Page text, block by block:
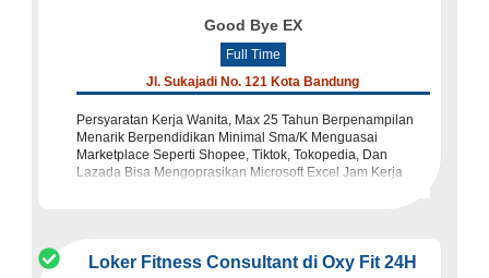
Good Bye EX
Full Time
Jl. Sukajadi No. 121 Kota Bandung
Persyaratan Kerja Wanita, Max 25 Tahun Berpenampilan
Menarik Berpendidikan Minimal Sma/K Menguasai
Marketplace Seperti Shopee, Tiktok, Tokopedia, Dan
Lazada Bisa Mengoprasikan Microsoft Excel Jam Kerja
Loker Fitness Consultant di Oxy Fit 24H